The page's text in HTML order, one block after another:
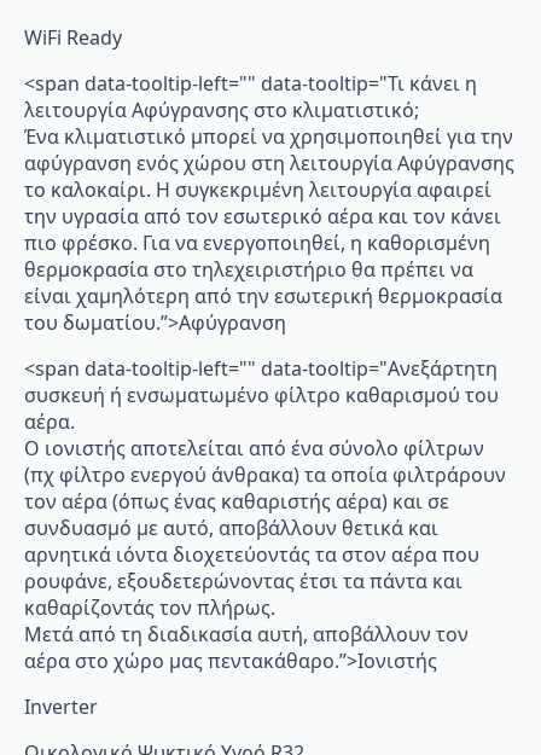
WiFi Ready
<span data-tooltip-left="" data-tooltip="Τι κάνει η
λειτουργία Αφύγρανσης στο κλιματιστικό;
Ένα κλιματιστικό μπορεί να χρησιμοποιηθεί για την
αφύγρανση ενός χώρου στη λειτουργία Αφύγρανσης
το καλοκαίρι. Η συγκεκριμένη λειτουργία αφαιρεί
την υγρασία από τον εσωτερικό αέρα και τον κάνει
πιο φρέσκο. Για να ενεργοποιηθεί, η καθορισμένη
θερμοκρασία στο τηλεχειριστήριο θα πρέπει να
είναι χαμηλότερη από την εσωτερική θερμοκρασία
του δωματίου.”>Αφύγρανση
<span data-tooltip-left="" data-tooltip="Ανεξάρτητη
συσκευή ή ενσωματωμένο φίλτρο καθαρισμού του
αέρα.
Ο ιονιστής αποτελείται από ένα σύνολο φίλτρων
(πχ φίλτρο ενεργού άνθρακα) τα οποία φιλτράρουν
τον αέρα (όπως ένας καθαριστής αέρα) και σε
συνδυασμό με αυτό, αποβάλλουν θετικά και
αρνητικά ιόντα διοχετεύοντάς τα στον αέρα που
ρουφάνε, εξουδετερώνοντας έτσι τα πάντα και
καθαρίζοντάς τον πλήρως.
Μετά από τη διαδικασία αυτή, αποβάλλουν τον
αέρα στο χώρο μας πεντακάθαρο.”>Ιονιστής
Inverter